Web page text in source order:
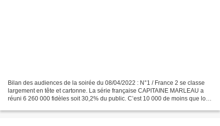
Bilan des audiences de la soirée du 08/04/2022 : N°1 / France 2 se classe
largement en tête et cartonne. La série française CAPITAINE MARLEAU a
réuni 6 260 000 fidèles soit 30,2% du public. C’est 10 000 de moins que lors